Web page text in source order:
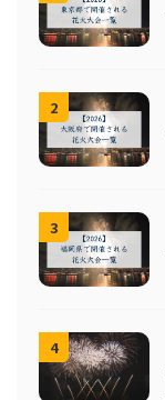
2
3
4